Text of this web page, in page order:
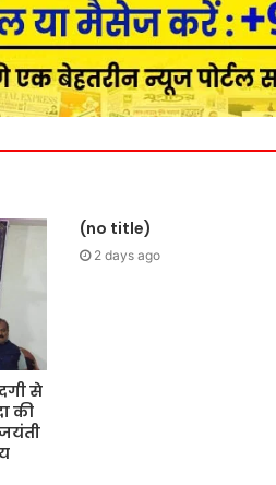
से
की
(no title)
2 days ago